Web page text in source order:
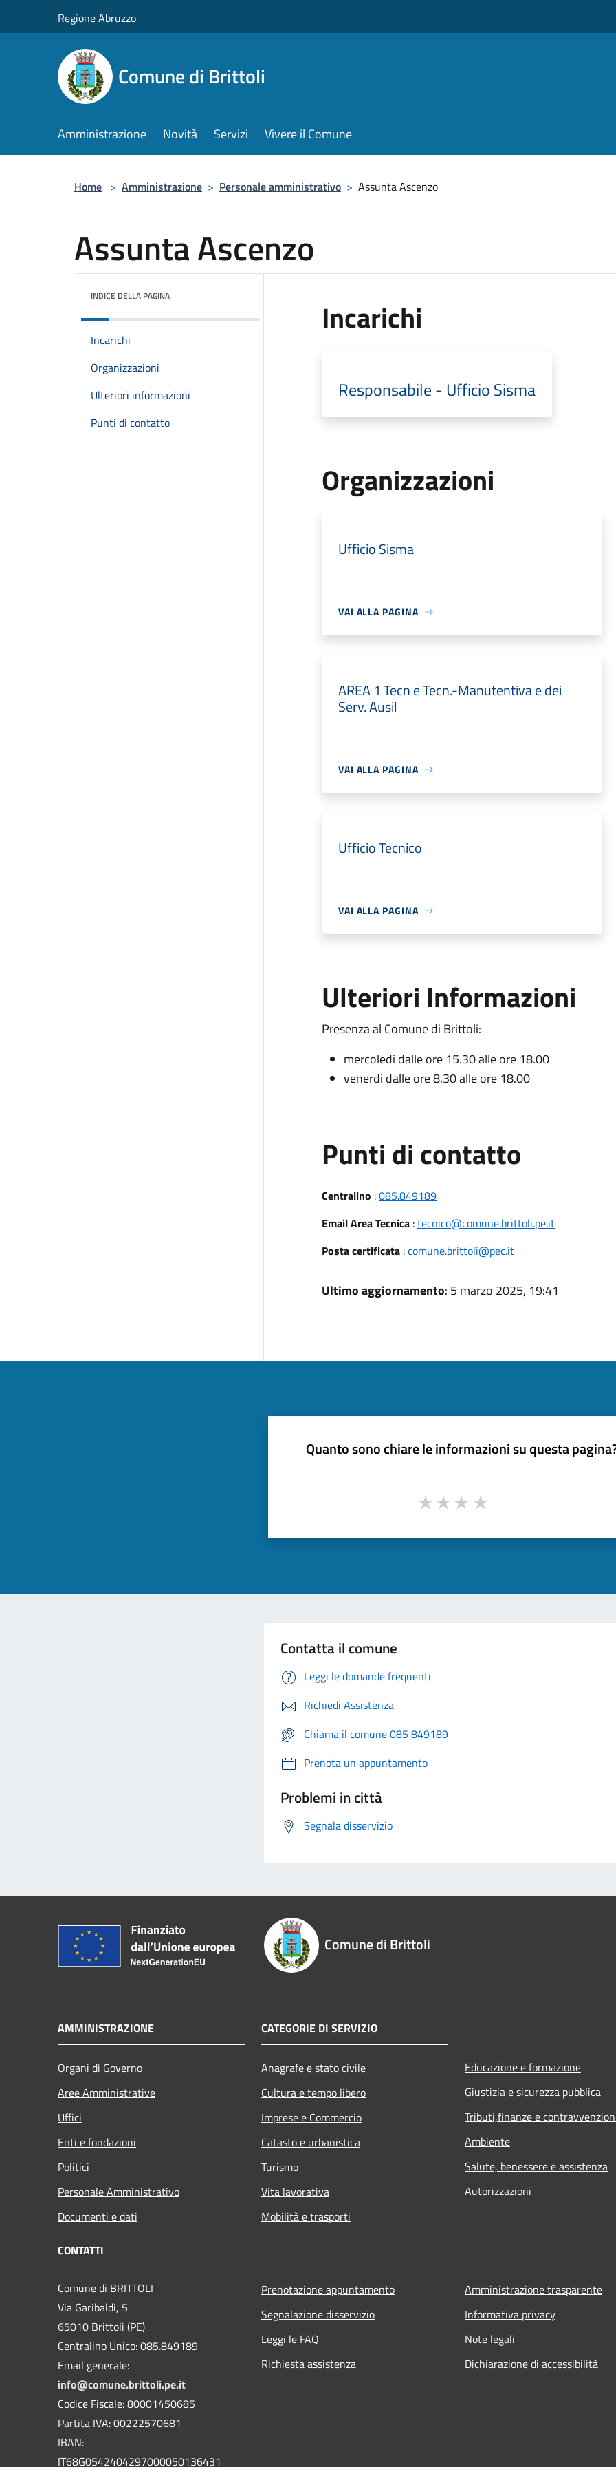
Regione Abruzzo
Comune di Brittoli
Amministrazione Novità Servizi Vivere il Comune
Home > Amministrazione > Personale amministrativo > Assunta Ascenzo
Assunta Ascenzo
INDICE DELLA PAGINA
Incarichi
Organizzazioni
Ulteriori informazioni
Punti di contatto
Incarichi
Responsabile - Ufficio Sisma
Organizzazioni
Ufficio Sisma
VAI ALLA PAGINA
AREA 1 Tecn e Tecn.-Manutentiva e dei
Serv. Ausil
VAI ALLA PAGINA
Ufficio Tecnico
VAI ALLA PAGINA
Ulteriori Informazioni
Presenza al Comune di Brittoli:
mercoledi dalle ore 15.30 alle ore 18.00
venerdi dalle ore 8.30 alle ore 18.00
Punti di contatto
Centralino :085.849189
Email Area Tecnica:tecnico@comune.brittoli.pe.it
Posta certificata:comune.brittoli@pec.it
Ultimo aggiornamento: 5 marzo 2025, 19:41
Quanto sono chiare le informazioni su questa
Contatta il comune
Leggi le domande frequenti
Richiedi Assistenza
Chiama il comune 085 849189
Prenota un appuntamento
Problemi in città
Segnala disservizio
Comune di Brittoli
AMMINISTRAZIONE
Organi di Governo
Aree Amministrative
Uffici
Enti e fondazioni
Politici
Personale Amministrativo
Documenti e dati
CATEGORIE DI SERVIZIO
Anagrafe e stato civile
Cultura e tempo libero
Imprese e Commercio
Catasto e urbanistica
Turismo
Vita lavorativa
Mobilità e trasporti
Educazione e formazione
Giustizia e sicurezza pubblica
Tributi,finanze e
Ambiente
Salute, benessere e assistenza
Autorizzazioni
CONTATTI
Comune di BRITTOLI
Via Garibaldi, 5
65010 Brittoli (PE)
Centralino Unico: 085.849189
Email generale:
info@comune.brittoli.pe.it
Codice Fiscale: 80001450685
Partita IVA: 00222570681
IBAN:
IT68G0542404297000050136431
Prenotazione appuntamento
Segnalazione disservizio
Leggi le FAQ
Richiesta assistenza
Amministrazione trasparente
Informativa privacy
Note legali
Dichiarazione di accessibilità